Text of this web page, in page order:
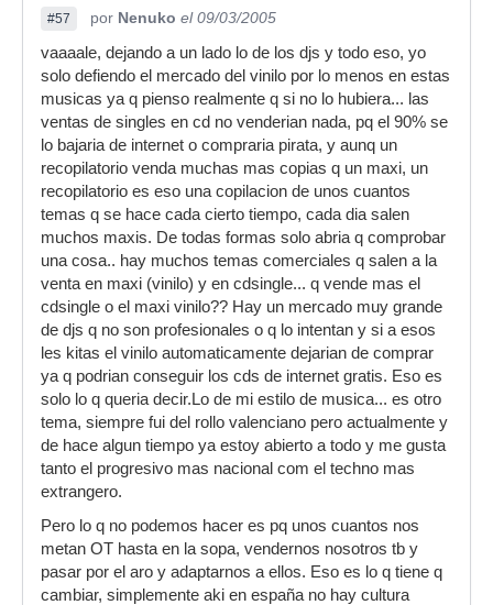
#57 por Nenuko el 09/03/2005
vaaaale, dejando a un lado lo de los djs y todo eso, yo
solo defiendo el mercado del vinilo por lo menos en estas
musicas ya q pienso realmente q si no lo hubiera... las
ventas de singles en cd no venderian nada, pq el 90% se
lo bajaria de internet o compraria pirata, y aunq un
recopilatorio venda muchas mas copias q un maxi, un
recopilatorio es eso una copilacion de unos cuantos
temas q se hace cada cierto tiempo, cada dia salen
muchos maxis. De todas formas solo abria q comprobar
una cosa.. hay muchos temas comerciales q salen a la
venta en maxi (vinilo) y en cdsingle... q vende mas el
cdsingle o el maxi vinilo?? Hay un mercado muy grande
de djs q no son profesionales o q lo intentan y si a esos
les kitas el vinilo automaticamente dejarian de comprar
ya q podrian conseguir los cds de internet gratis. Eso es
solo lo q queria decir.Lo de mi estilo de musica... es otro
tema, siempre fui del rollo valenciano pero actualmente y
de hace algun tiempo ya estoy abierto a todo y me gusta
tanto el progresivo mas nacional com el techno mas
extrangero.
Pero lo q no podemos hacer es pq unos cuantos nos
metan OT hasta en la sopa, vendernos nosotros tb y
pasar por el aro y adaptarnos a ellos. Eso es lo q tiene q
cambiar, simplemente aki en españa no hay cultura